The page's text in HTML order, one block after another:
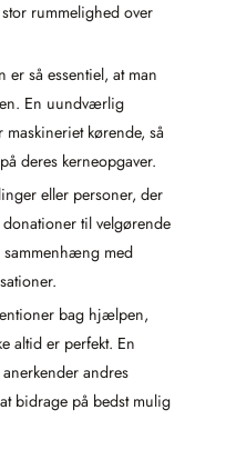
rummelighed over
så essentiel, at man
En uundværlig
kørende, så
deres kerneopgaver.
eller personer, der
til velgørende
med
bag hjælpen,
altid er perfekt. En
andres
bidrage på bedst mulig